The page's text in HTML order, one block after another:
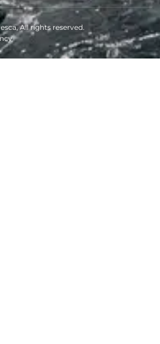
All rights reserved.